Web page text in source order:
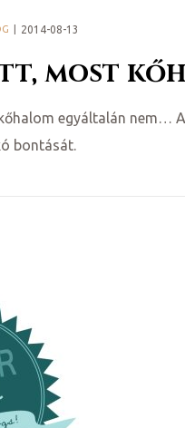
most
2014-08-13
egyáltalán nem…
bontását.